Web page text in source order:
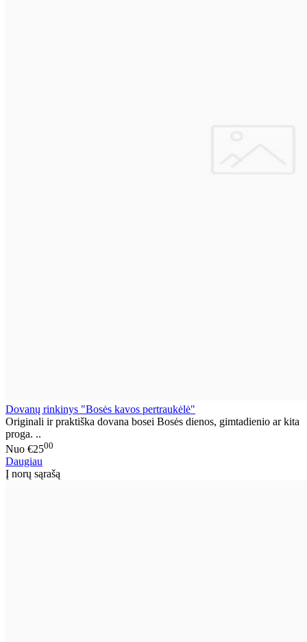
Dovanų rinkinys "Bosės kavos pertraukėlė"
Originali ir praktiška dovana bosei Bosės dienos, gimtadienio ar kita
proga. ..
Nuo €2500
Daugiau
Į norų sąrašą